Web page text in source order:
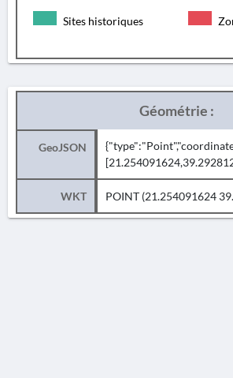
Sites historiques
Géométrie :
GeoJSON
WKT POINT (21.254091624